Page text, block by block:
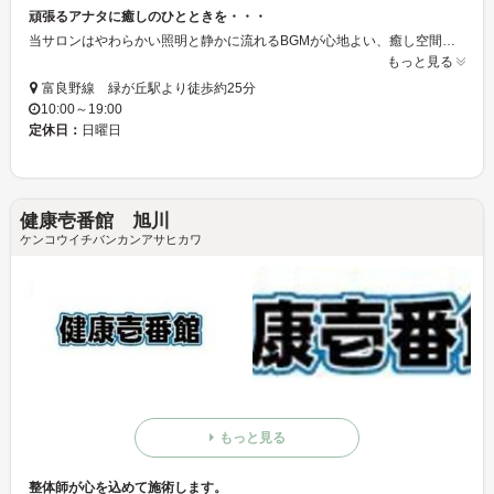
頑張るアナタに癒しのひとときを・・・
当サロンはやわらかい照明と静かに流れるBGMが心地よい、癒し空間となっております。心を落ち着け穏やかな気持ちでリラックスしていただけます。日常で疲れた身体をアロマとハーブの力で元気にしませんか？きっと心まで元気になれますよ☆お客様のそのときのライフスタイルや身体の状態に合わせたハーブを選びぬいて使用いたします。是非一度お越しください。
もっと見る
富良野線 緑が丘駅より徒歩約25分
10:00～19:00
定休日： 日曜日
健康壱番館 旭川
ケンコウイチバンカンアサヒカワ
もっと見る
整体師が心を込めて施術します。